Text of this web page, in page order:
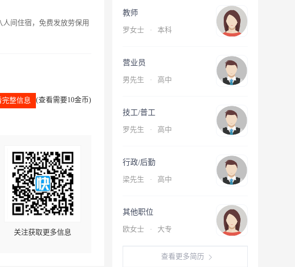
人间住宿，免费发放劳保用
完整信息 (查看需要10金币)
关注获取更多信息
教师
罗女士 · 本科
营业员
男先生 · 高中
技工/普工
罗先生 · 高中
行政/后勤
梁先生 · 高中
其他职位
欧女士 · 大专
查看更多简历